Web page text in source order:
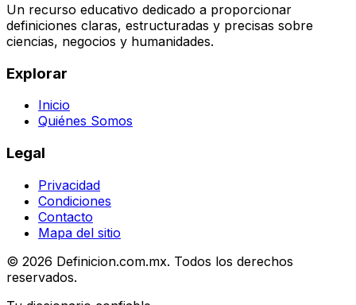
Un recurso educativo dedicado a proporcionar
definiciones claras, estructuradas y precisas sobre
ciencias, negocios y humanidades.
Explorar
Inicio
Quiénes Somos
Legal
Privacidad
Condiciones
Contacto
Mapa del sitio
© 2026 Definicion.com.mx. Todos los derechos
reservados.